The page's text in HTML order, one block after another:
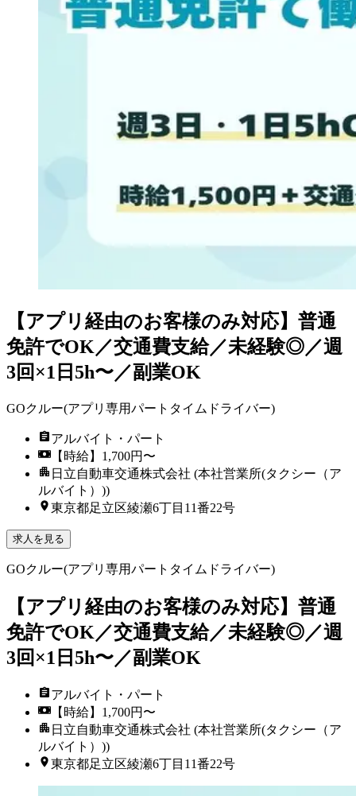
【アプリ経由のお客様のみ対応】普通
免許でOK／交通費支給／未経験◎／週
3回×1日5h〜／副業OK
GOクルー(アプリ専用パートタイムドライバー)
アルバイト・パート
【時給】1,700円〜
日立自動車交通株式会社 (本社営業所(タクシー（ア
ルバイト）))
東京都足立区綾瀬6丁目11番22号
求人を見る
GOクルー(アプリ専用パートタイムドライバー)
【アプリ経由のお客様のみ対応】普通
免許でOK／交通費支給／未経験◎／週
3回×1日5h〜／副業OK
アルバイト・パート
【時給】1,700円〜
日立自動車交通株式会社 (本社営業所(タクシー（ア
ルバイト）))
東京都足立区綾瀬6丁目11番22号